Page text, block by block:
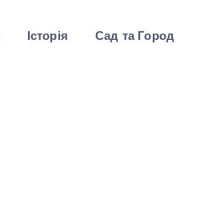
Історія Сад та Город